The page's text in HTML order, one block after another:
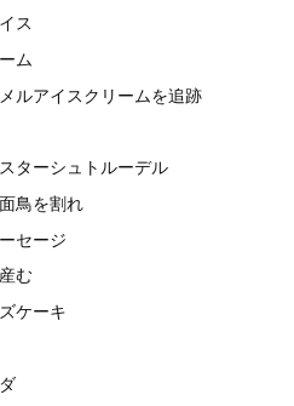
ス
ム
ルアイスクリームを追跡
ターシュトルーデル
鳥を割れ
セージ
む
ケーキ